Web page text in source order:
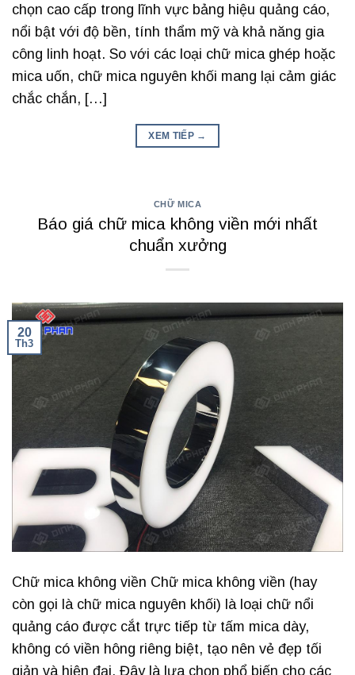
chọn cao cấp trong lĩnh vực bảng hiệu quảng cáo,
nổi bật với độ bền, tính thẩm mỹ và khả năng gia
công linh hoạt. So với các loại chữ mica ghép hoặc
mica uốn, chữ mica nguyên khối mang lại cảm giác
chắc chắn, […]
XEM TIẾP →
CHỮ MICA
Báo giá chữ mica không viền mới nhất
chuẩn xưởng
20
Th3
Chữ mica không viền Chữ mica không viền (hay
còn gọi là chữ mica nguyên khối) là loại chữ nổi
quảng cáo được cắt trực tiếp từ tấm mica dày,
không có viền hông riêng biệt, tạo nên vẻ đẹp tối
giản và hiện đại. Đây là lựa chọn phổ biến cho các